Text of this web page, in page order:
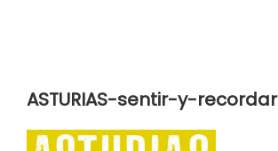
ASTURIAS-sentir-y-recordar